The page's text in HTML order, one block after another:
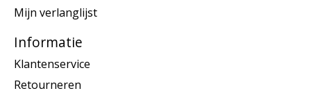
Mijn verlanglijst
Informatie
Klantenservice
Retourneren